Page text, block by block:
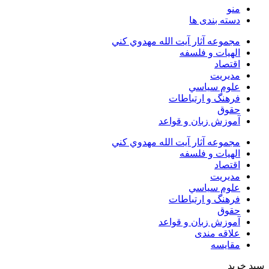
منو
دسته بندی ها
مجموعه آثار آيت الله مهدوي كني
الهیات و فلسفه
اقتصاد
مديريت
علوم سياسي
فرهنگ و ارتباطات
حقوق
آموزش زبان و قواعد
مجموعه آثار آيت الله مهدوي كني
الهیات و فلسفه
اقتصاد
مديريت
علوم سياسي
فرهنگ و ارتباطات
حقوق
آموزش زبان و قواعد
علاقه مندی
مقایسه
سبد خرید